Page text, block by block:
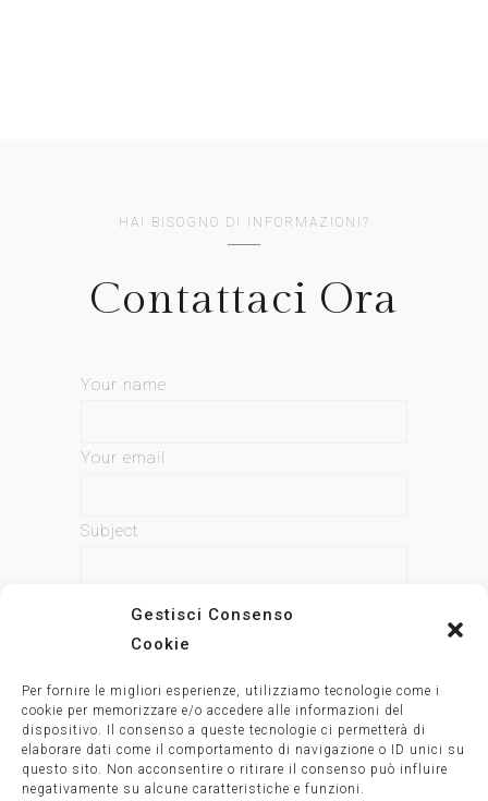
Gestisci Consenso
Cookie
Per fornire le migliori esperienze, utilizziamo tecnologie come i
cookie per memorizzare e/o accedere alle informazioni del
dispositivo. Il consenso a queste tecnologie ci permetterà di
elaborare dati come il comportamento di navigazione o ID unici su
questo sito. Non acconsentire o ritirare il consenso può influire
negativamente su alcune caratteristiche e funzioni.
HAI BISOGNO DI INFORMAZIONI?
Contattaci Ora
Your name
Your email
Subject
Your message (optional)